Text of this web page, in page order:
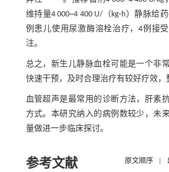
维持量4 000~4 400 U/（kg·h）静脉给
例患儿使用尿激酶溶栓治疗，4例接
注。
总之，新生儿静脉血栓可能是一个非
快速干预，及时合理治疗有较好疗效，
血管超声是最常用的诊断方法，肝素
方式。本研究纳入的病例数较少，未
量做进一步临床探讨。
参考文献 原文顺序